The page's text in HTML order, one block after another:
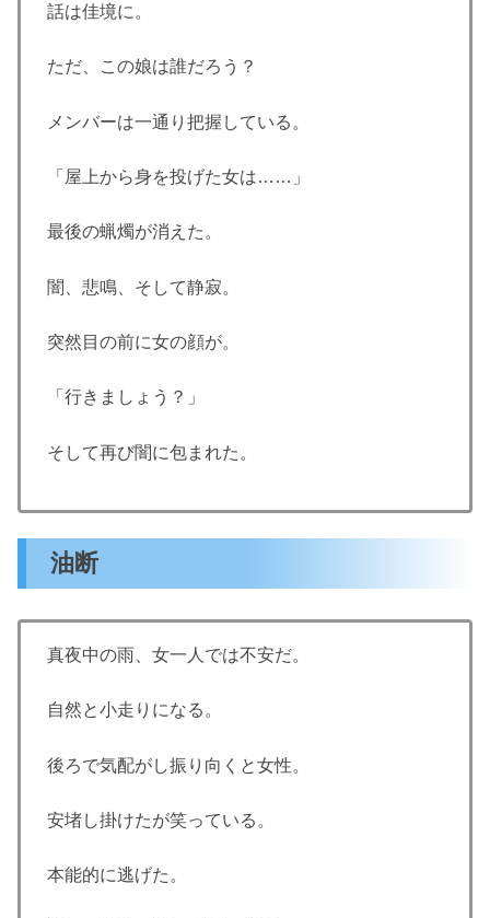
話は佳境に。
ただ、この娘は誰だろう？
メンバーは一通り把握している。
「屋上から身を投げた女は……」
最後の蝋燭が消えた。
闇、悲鳴、そして静寂。
突然目の前に女の顔が。
「行きましょう？」
そして再び闇に包まれた。
油断
真夜中の雨、女一人では不安だ。
自然と小走りになる。
後ろで気配がし振り向くと女性。
安堵し掛けたが笑っている。
本能的に逃げた。